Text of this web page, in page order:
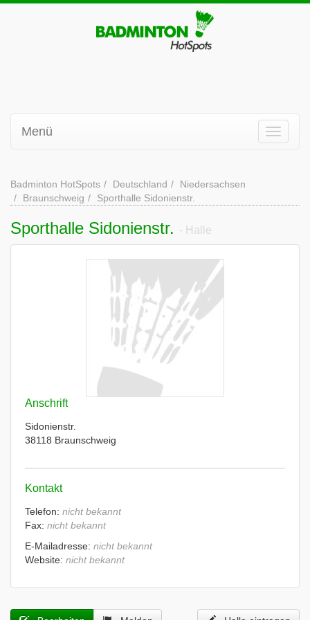
Menü
Badminton HotSpots Deutschland
Niedersachsen
Braunschweig
Sporthalle Sidonienstr.
Sporthalle Sidonienstr. - Halle
Anschrift
Sidonienstr.
38118 Braunschweig
Kontakt
Telefon: nicht bekannt
Fax: nicht bekannt
E-Mailadresse: nicht bekannt
Website: nicht bekannt